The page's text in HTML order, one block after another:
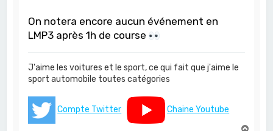
On notera encore aucun événement en
LMP3 après 1h de course
J'aime les voitures et le sport, ce qui fait que j'aime le
sport automobile toutes catégories
Compte Twitter
Chaine Youtube